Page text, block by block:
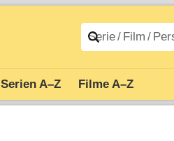
Serien A–Z Filme A–Z